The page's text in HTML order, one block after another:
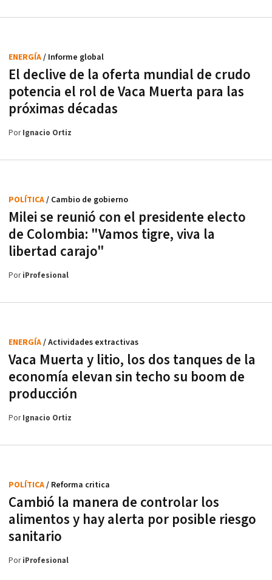
El declive de la oferta mundial de crudo
potencia el rol de Vaca Muerta para las
próximas décadas
ENERGÍA/ Informe global
PorIgnacio Ortiz
Milei se reunió con el presidente electo
de Colombia: "Vamos tigre, viva la
libertad carajo"
POLÍTICA/ Cambio de gobierno
PoriProfesional
Vaca Muerta y litio, los dos tanques de la
economía elevan sin techo su boom de
producción
ENERGÍA/ Actividades extractivas
PorIgnacio Ortiz
Cambió la manera de controlar los
alimentos y hay alerta por posible riesgo
sanitario
POLÍTICA/ Reforma critica
PoriProfesional